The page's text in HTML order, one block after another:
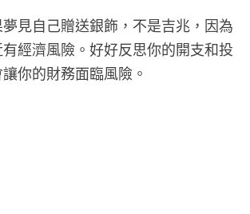
見自己贈送銀飾，不是吉兆，因為
經濟風險。好好反思你的開支和投
你的財務面臨風險。